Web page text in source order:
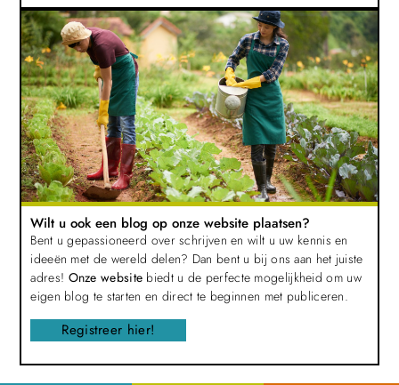
Wilt u ook een blog op onze website plaatsen?
Bent u gepassioneerd over schrijven en wilt u uw kennis en
ideeën met de wereld delen? Dan bent u bij ons aan het juiste
adres! Onze website biedt u de perfecte mogelijkheid om uw
eigen blog te starten en direct te beginnen met publiceren.
Registreer hier!